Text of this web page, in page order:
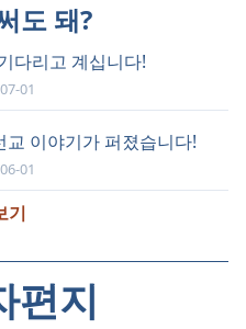
도 돼?
다리고 계십니다!
01
이야기가 퍼졌습니다!
01
기
편지